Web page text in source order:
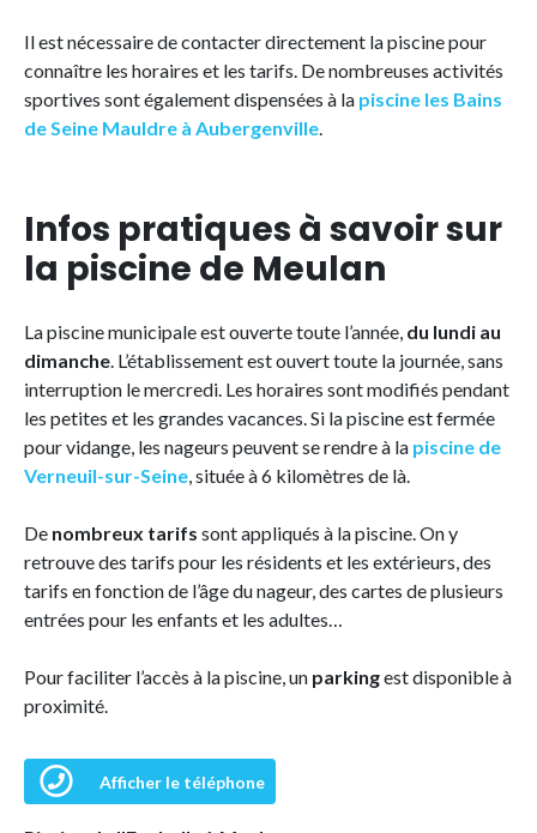
Il est nécessaire de contacter directement la piscine pour
connaître les horaires et les tarifs. De nombreuses activités
sportives sont également dispensées à la piscine les Bains
de Seine Mauldre à Aubergenville.
Infos pratiques à savoir sur
la piscine de Meulan
La piscine municipale est ouverte toute l’année, du lundi au
dimanche. L’établissement est ouvert toute la journée, sans
interruption le mercredi. Les horaires sont modifiés pendant
les petites et les grandes vacances. Si la piscine est fermée
pour vidange, les nageurs peuvent se rendre à la piscine de
Verneuil-sur-Seine, située à 6 kilomètres de là.
De nombreux tarifs sont appliqués à la piscine. On y
retrouve des tarifs pour les résidents et les extérieurs, des
tarifs en fonction de l’âge du nageur, des cartes de plusieurs
entrées pour les enfants et les adultes…
Pour faciliter l’accès à la piscine, un parkingest disponible à
proximité.
Afficher le téléphone